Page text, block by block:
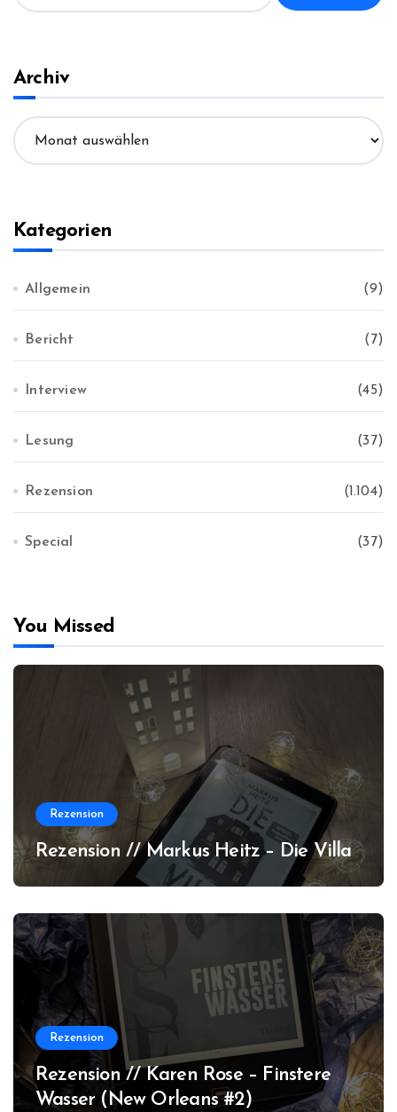
n
c
h
Archiv
A
r
v
Kategorien
Allgemein (9)
Bericht (7)
Interview (45)
Lesung (37)
Rezension (1.104)
Special (37)
You Missed
Rezension
Rezension // Markus Heitz – Die Villa
Rezension
Rezension // Karen Rose – Finstere
Wasser (New Orleans #2)